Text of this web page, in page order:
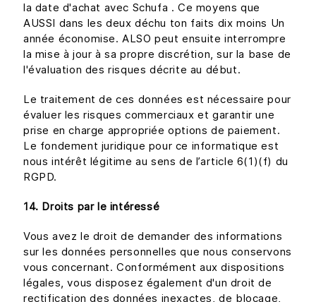
la date d'achat avec Schufa . Ce moyens que
AUSSI dans les deux déchu ton faits dix moins Un
année économise. ALSO peut ensuite interrompre
la mise à jour à sa propre discrétion, sur la base de
l'évaluation des risques décrite au début.
Le traitement de ces données est nécessaire pour
évaluer les risques commerciaux et garantir une
prise en charge appropriée options de paiement.
Le fondement juridique pour ce informatique est
nous intérêt légitime au sens de l’article 6(1)(f) du
RGPD.
14. Droits par le intéressé
Vous avez le droit de demander des informations
sur les données personnelles que nous conservons
vous concernant. Conformément aux dispositions
légales, vous disposez également d'un droit de
rectification des données inexactes, de blocage,